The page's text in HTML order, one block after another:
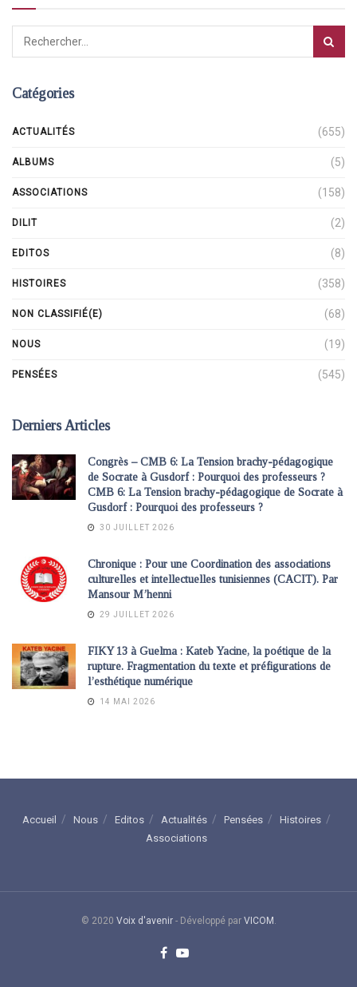
Catégories
ACTUALITÉS (655)
ALBUMS (5)
ASSOCIATIONS (158)
DILIT (2)
EDITOS (8)
HISTOIRES (358)
NON CLASSIFIÉ(E) (68)
NOUS (19)
PENSÉES (545)
Derniers Articles
Congrès – CMB 6: La Tension brachy-pédagogique
de Socrate à Gusdorf : Pourquoi des professeurs ?
CMB 6: La Tension brachy-pédagogique de Socrate à
Gusdorf : Pourquoi des professeurs ?
30 JUILLET 2026
Chronique : Pour une Coordination des associations
culturelles et intellectuelles tunisiennes (CACIT). Par
Mansour M’henni
29 JUILLET 2026
FIKY 13 à Guelma : Kateb Yacine, la poétique de la
rupture. Fragmentation du texte et préfigurations de
l’esthétique numérique
14 MAI 2026
Accueil Nous Editos Actualités Pensées
Histoires
Associations
© 2020 Voix d'avenir- Développé par VICOM